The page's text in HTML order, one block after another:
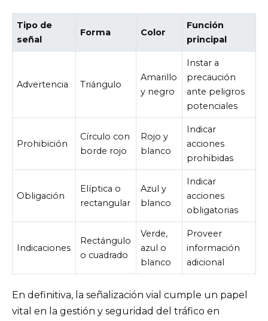
Tipo de
señal
Forma Color
Función
principal
Advertencia Triángulo
Amarillo
y negro
Instar a
precaución
ante peligros
potenciales
Prohibición
Círculo con
borde rojo
Rojo y
blanco
Indicar
acciones
prohibidas
Obligación
Elíptica o
rectangular
Azul y
blanco
Indicar
acciones
obligatorias
Indicaciones
Rectángulo
o cuadrado
Verde,
azul o
blanco
Proveer
información
adicional
En definitiva, la señalización vial cumple un papel
vital en la gestión y seguridad del tráfico en